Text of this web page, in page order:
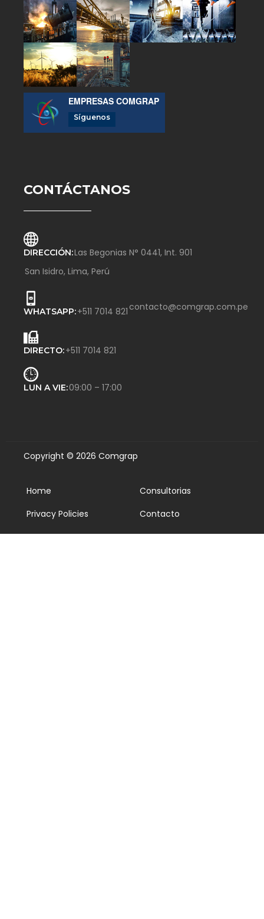
EMPRESAS COMGRAP
Síguenos
CONTÁCTANOS
DIRECCIÓN:Las Begonias N° 0441, Int. 901
San Isidro, Lima, Perú
WHATSAPP:+511 7014 821 contacto@comgrap.com.pe
DIRECTO:+511 7014 821
LUN A VIE:09:00 – 17:00
Copyright © 2026 Comgrap
Home
Consultorias
Privacy Policies
Contacto